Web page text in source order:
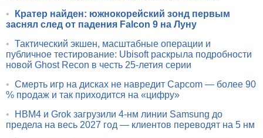
•
Кратер найден: южнокорейский зонд первым
заснял след от падения Falcon 9 на Луну
• Тактический экшен, масштабные операции и
публичное тестирование: Ubisoft раскрыла подробности
новой Ghost Recon в честь 25-летия серии
• Смерть игр на дисках не навредит Capcom — более 90
% продаж и так приходится на «цифру»
•
HBM4 и Grok загрузили 4-нм линии Samsung до
предела на весь 2027 год — клиентов переводят на 5 нм